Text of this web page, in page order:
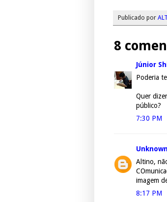
Publicado por
8
Júnior
Poderia
Quer
público?
7:30 PM
Unknown
Altino,
imagem
8:17 PM